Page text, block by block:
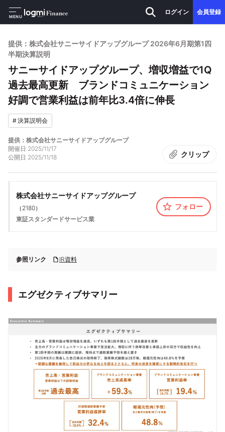
MENU
ログイン 会員登録
提供：株式会社サニーサイドアップグループ 2026年6月期第1四
半期決算説明
サニーサイドアップグループ、増収増益で1Q
過去最高更新 ブランドコミュニケーション
好調で営業利益は前年比3.4倍に伸長
#決算説明会
提供：株式会社サニーサイドアップグループ
開催日 2025/11/17
公開日 2025/11/18 クリップ
株式会社サニーサイドアップグループ
（ 2180）
東証スタンダードサービス業
フォロー
参照リンク IR資料
エグゼクティブサマリー